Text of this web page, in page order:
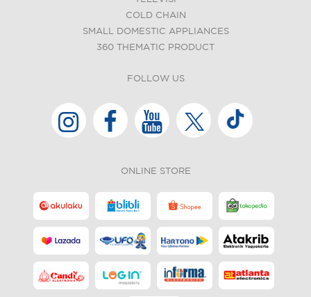
COLD CHAIN
SMALL DOMESTIC APPLIANCES
360 THEMATIC PRODUCT
FOLLOW US
ONLINE STORE